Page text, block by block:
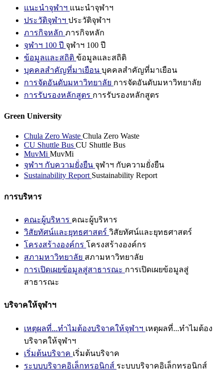
แนะนำจุฬาฯ แนะนำจุฬาฯ
ประวัติจุฬาฯ ประวัติจุฬาฯ
ภารกิจหลัก ภารกิจหลัก
จุฬาฯ 100 ปี จุฬาฯ 100 ปี
ข้อมูลและสถิติ ข้อมูลและสถิติ
บุคคลสำคัญที่มาเยือน บุคคลสำคัญที่มาเยือน
การจัดอันดับมหาวิทยาลัย การจัดอันดับมหาวิทยาลัย
การรับรองหลักสูตร การรับรองหลักสูตร
Green University
Chula Zero Waste Chula Zero Waste
CU Shuttle Bus CU Shuttle Bus
MuvMi MuvMi
จุฬาฯ กับความยั่งยืน จุฬาฯ กับความยั่งยืน
Sustainability Report Sustainability Report
การบริหาร
คณะผู้บริหาร คณะผู้บริหาร
วิสัยทัศน์และยุทธศาสตร์ วิสัยทัศน์และยุทธศาสตร์
โครงสร้างองค์กร โครงสร้างองค์กร
สภามหาวิทยาลัย สภามหาวิทยาลัย
การเปิดเผยข้อมูลสู่สาธารณะ การเปิดเผยข้อมูลสู่
สาธารณะ
บริจาคให้จุฬาฯ
เหตุผลที่...ทำไมต้องบริจาคให้จุฬาฯ เหตุผลที่...ทำไมต้อง
บริจาคให้จุฬาฯ
เริ่มต้นบริจาค เริ่มต้นบริจาค
ระบบบริจาคอิเล็กทรอนิกส์ ระบบบริจาคอิเล็กทรอนิกส์